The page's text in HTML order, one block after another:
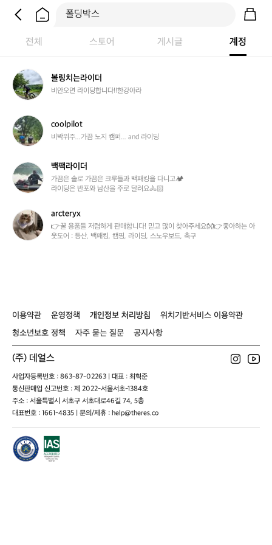
전체 스토어 게시글 계정
볼
링
치
라
이
더
볼링치는라이더
비안오면 라이딩합니다!!한강야라
c
o
o
p
i
t
coolpilot
비박위주...가끔 노지 캠퍼... and 라이딩
백
팩
라
더
백팩라이더
가끔은 솔로 가끔은 크루들과 백패킹을 다니고🏕️
라이딩은 반포와 남산을 주로 달려요🚴🏻
a
r
c
arcteryx
👉꿀 용품들 저렴하게 판매합니다! 믿고 많이 찾아주세요👐👉좋아하는 아
웃도어 : 등산, 백패킹, 캠핑, 라이딩, 스노우보드, 축구
이용약관 운영정책 개인정보 처리방침
위치기반서비스 이용약관
청소년보호 정책
자주 묻는 질문 공지사항
(주) 데얼스
사업자등록번호 : 863-87-02263 | 대표 : 최혁준
통신판매업 신고번호 : 제 2022-서울서초-1384호
주소 : 서울특별시 서초구 서초대로46길 74, 5층
대표번호 : 1661-4835 | 문의/제휴 : help@theres.co